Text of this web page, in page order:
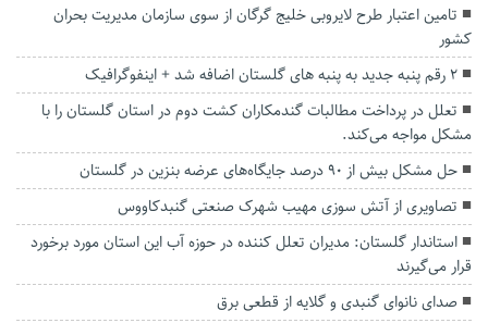
تامین اعتبار طرح لایروبی خلیج گرگان از سوی سازمان مدیریت بحران
کشور
۲ رقم پنبه جدید به پنبه های گلستان اضافه شد + اینفوگرافیک
تعلل در پرداخت مطالبات گندمکاران کشت دوم در استان گلستان را با
مشکل مواجه می‌کند.
حل مشکل بیش از ۹۰ درصد جایگاه‌های عرضه بنزین در گلستان
تصاویری از آتش سوزی مهیب شهرک صنعتی گنبدکاووس
استاندار گلستان: مدیران تعلل کننده در حوزه آب این استان مورد برخورد
قرار می‌گیرند
صدای نانوای گنبدی و گلایه از قطعی برق